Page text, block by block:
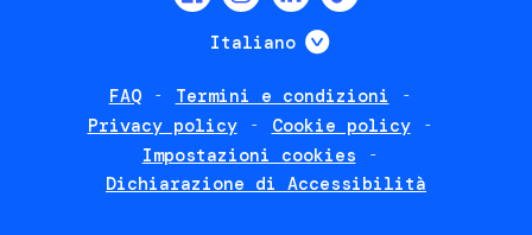
Italiano Mostra ulteriori
FAQ
Termini e condizioni
Privacy policy
Cookie policy
Impostazioni cookies
Dichiarazione di Accessibilità